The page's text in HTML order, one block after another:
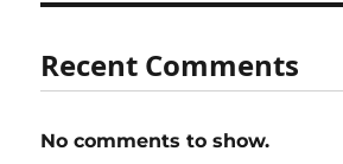
Recent Comments
No comments to show.